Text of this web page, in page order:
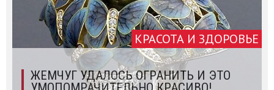
КРАСОТА И ЗДОРОВЬЕ
ЖЕМЧУГ УДАЛОСЬ ОГРАНИТЬ И ЭТО